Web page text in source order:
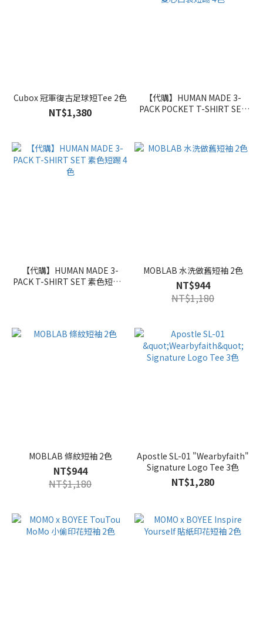
Cubox 冠軍復古足球短Tee 2色
NT$1,380
【代購】HUMAN MADE 3-
PACK POCKET T-SHIRT SET
【代購】HUMAN MADE 3-
PACK T-SHIRT SET 素色短踢 4
MOBLAB 水洗做舊短袖 2色
NT$944
NT$1,180
MOBLAB 條紋短袖 2色
NT$944
NT$1,180
Apostle SL-01 "Wearbyfaith"
Signature Logo Tee 3色
NT$1,280